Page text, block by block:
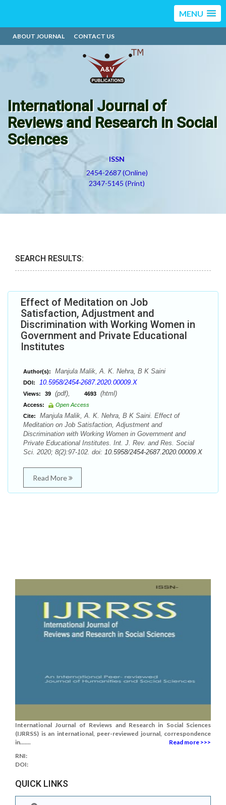
MENU
ABOUT JOURNAL CONTACT US
International Journal of
Reviews and Research in Social
Sciences
ISSN
2454-2687 (Online)
2347-5145 (Print)
SEARCH RESULTS:
Effect of Meditation on Job
Satisfaction, Adjustment and
Discrimination with Working Women in
Government and Private Educational
Institutes
Author(s): Manjula Malik, A. K. Nehra, B K Saini
DOI: 10.5958/2454-2687.2020.00009.X
Views: 39 (pdf), 4693 (html)
Access:
Open Access
Cite:
Manjula Malik, A. K. Nehra, B K Saini. Effect of
Meditation on Job Satisfaction, Adjustment and
Discrimination with Working Women in Government and
Private Educational Institutes. Int. J. Rev. and Res. Social
Sci. 2020; 8(2):97-102. doi: 10.5958/2454-2687.2020.00009.X
Read More
International Journal of Reviews and Research in Social Sciences
(IJRRSS) is an international, peer-reviewed journal, correspondence
in.......
Read more >>>
RNI:
DOI:
QUICK LINKS